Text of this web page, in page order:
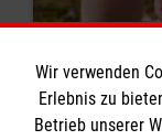
Wir verwenden
Erlebnis zu
Betrieb unserer